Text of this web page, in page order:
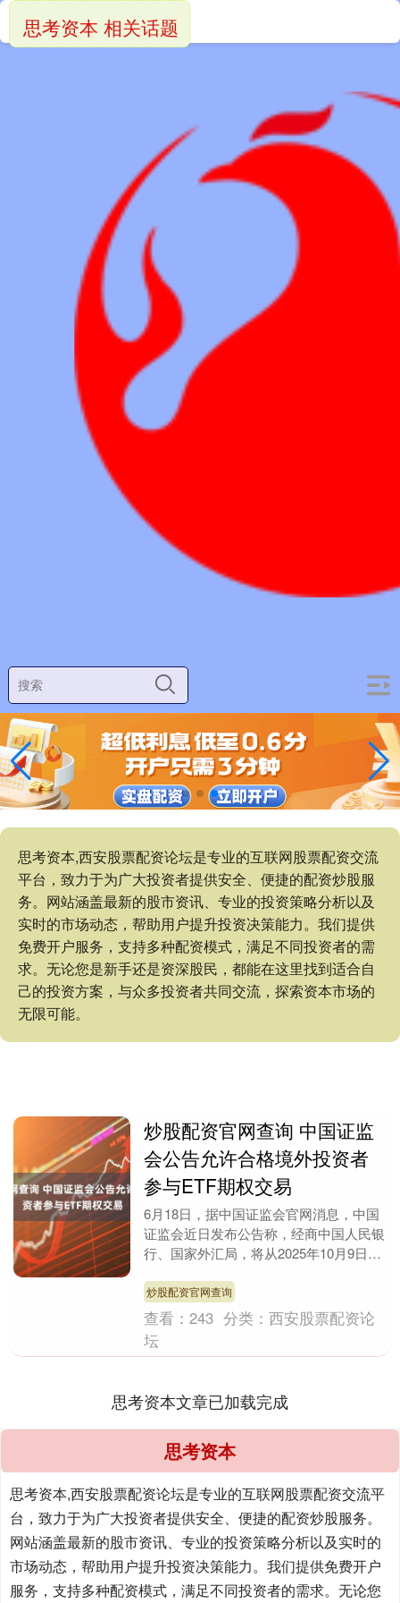
思考资本,西安股票配资论坛是专业的互联网股票配资交流
平台，致力于为广大投资者提供安全、便捷的配资炒股服
务。网站涵盖最新的股市资讯、专业的投资策略分析以及
实时的市场动态，帮助用户提升投资决策能力。我们提供
免费开户服务，支持多种配资模式，满足不同投资者的需
求。无论您是新手还是资深股民，都能在这里找到适合自
己的投资方案，与众多投资者共同交流，探索资本市场的
无限可能。
思考资本 相关话题
炒股配资官网查询 中国证监
会公告允许合格境外投资者
参与ETF期权交易
6月18日，据中国证监会官网消息，中国
证监会近日发布公告称，经商中国人民银
行、国家外汇局，将从2025年10月9日起
易，交....
炒股配资官网查询
查看：243 分类：西安股票配资论
坛
思考资本文章已加载完成
思考资本
思考资本,西安股票配资论坛是专业的互联网股票配资交流平
台，致力于为广大投资者提供安全、便捷的配资炒股服务。
网站涵盖最新的股市资讯、专业的投资策略分析以及实时的
市场动态，帮助用户提升投资决策能力。我们提供免费开户
服务，支持多种配资模式，满足不同投资者的需求。无论您